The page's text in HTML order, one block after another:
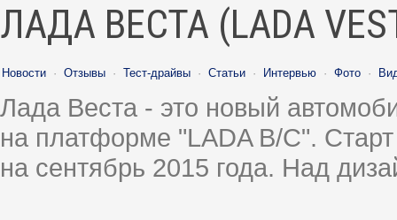
ЛАДА ВЕСТА (LADA
Новости · Отзывы · Тест-драйвы · Статьи · Интервью · Фото ·
Лада Веста - это новый
на платформе "LADA B/C".
на сентябрь 2015 года. Над